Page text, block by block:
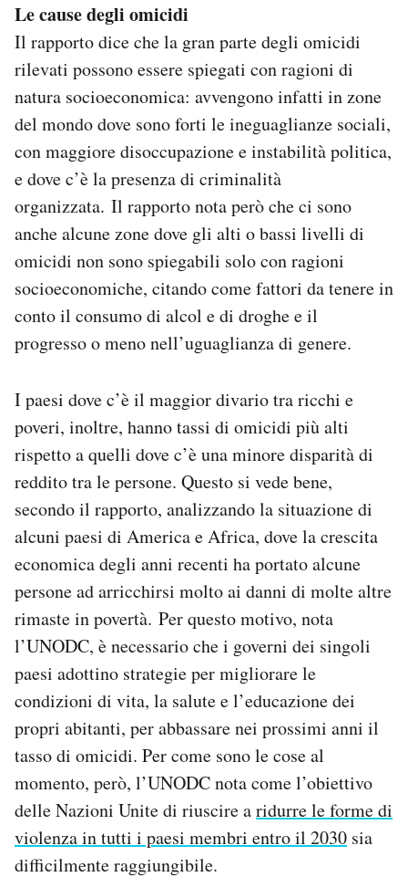
Le cause degli omicidi
Il rapporto dice che la gran parte degli omicidi
rilevati possono essere spiegati con ragioni di
natura socioeconomica: avvengono infatti in zone
del mondo dove sono forti le ineguaglianze sociali,
con maggiore disoccupazione e instabilità politica,
e dove c’è la presenza di criminalità
organizzata. Il rapporto nota però che ci sono
anche alcune zone dove gli alti o bassi livelli di
omicidi non sono spiegabili solo con ragioni
socioeconomiche, citando come fattori da tenere in
conto il consumo di alcol e di droghe e il
progresso o meno nell’uguaglianza di genere.
I paesi dove c’è il maggior divario tra ricchi e
poveri, inoltre, hanno tassi di omicidi più alti
rispetto a quelli dove c’è una minore disparità di
reddito tra le persone. Questo si vede bene,
secondo il rapporto, analizzando la situazione di
alcuni paesi di America e Africa, dove la crescita
economica degli anni recenti ha portato alcune
persone ad arricchirsi molto ai danni di molte altre
rimaste in povertà. Per questo motivo, nota
l’UNODC, è necessario che i governi dei singoli
paesi adottino strategie per migliorare le
condizioni di vita, la salute e l’educazione dei
propri abitanti, per abbassare nei prossimi anni il
tasso di omicidi. Per come sono le cose al
momento, però, l’UNODC nota come l’obiettivo
delle Nazioni Unite di riuscire aridurre le forme di
violenza in tutti i paesi membri entro il 2030 sia
difficilmente raggiungibile.